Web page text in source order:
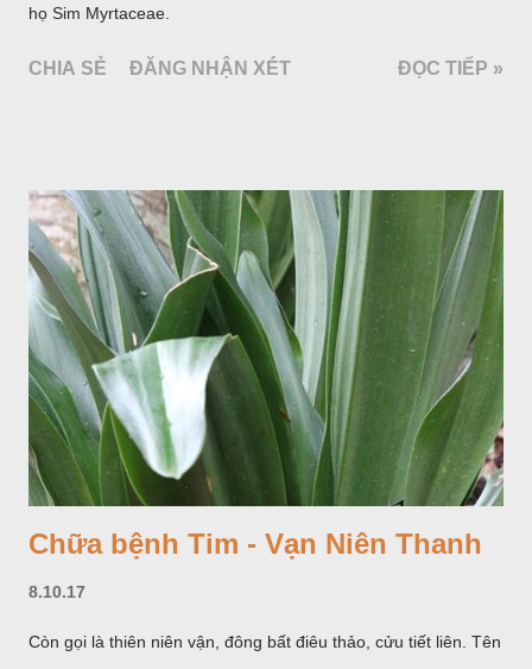
họ Sim Myrtaceae.
CHIA SẺ ĐĂNG NHẬN XÉT ĐỌC TIẾP »
Chữa bệnh Tim - Vạn Niên Thanh
8.10.17
Còn gọi là thiên niên vận, đông bất điêu thảo, cửu tiết liên. Tên